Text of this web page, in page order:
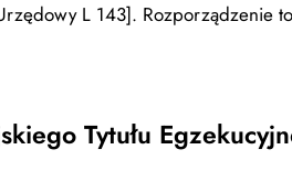
L 143]. Rozporządzenie
Tytułu